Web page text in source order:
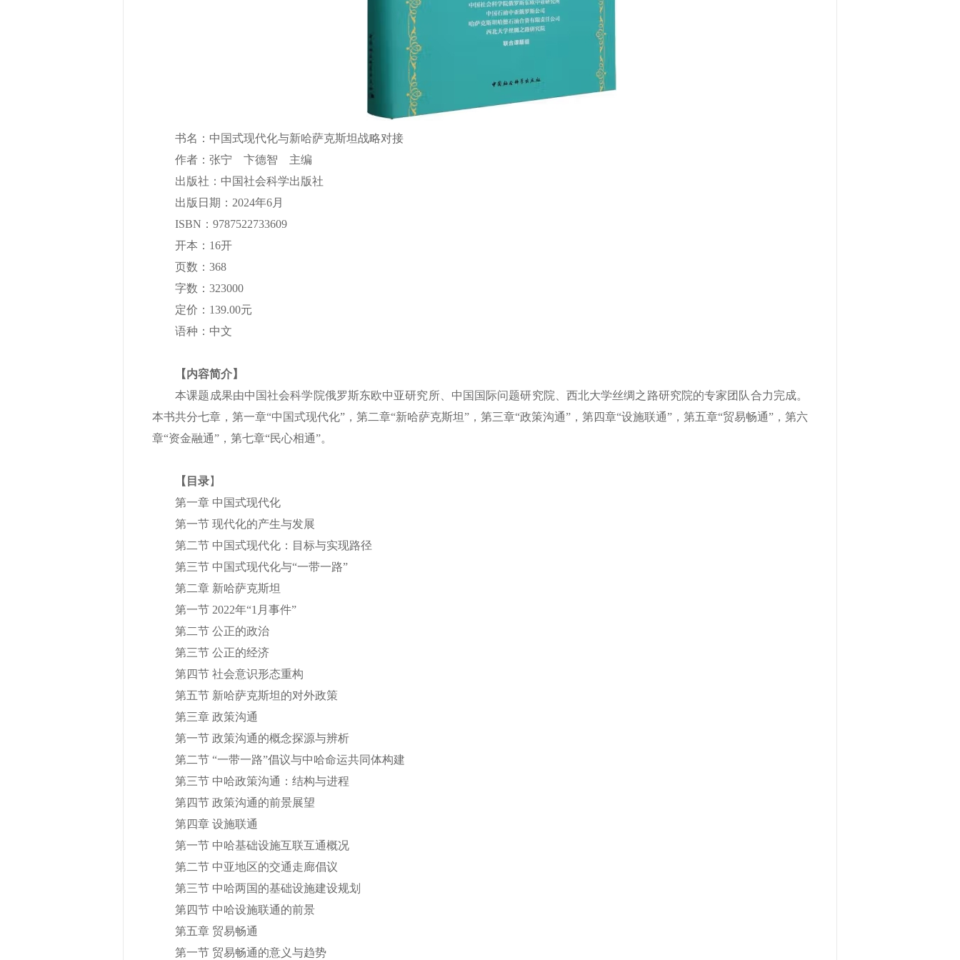
书名：中国式现代化与新哈萨克斯坦战略对接
作者：张宁 卞德智 主编
出版社：中国社会科学出版社
出版日期：2024年6月
ISBN：9787522733609
开本：16开
页数：368
字数：323000
定价：139.00元
语种：中文
【内容简介】
本课题成果由中国社会科学院俄罗斯东欧中亚研究所、中国国际问题研究院、西北大学丝绸之路研究院的专家团队合力完成。
本书共分七章，第一章“中国式现代化”，第二章“新哈萨克斯坦”，第三章“政策沟通”，第四章“设施联通”，第五章“贸易畅通”，第六
章“资金融通”，第七章“民心相通”。
【目录】
第一章 中国式现代化
第一节 现代化的产生与发展
第二节 中国式现代化：目标与实现路径
第三节 中国式现代化与“一带一路”
第二章 新哈萨克斯坦
第一节 2022年“1月事件”
第二节 公正的政治
第三节 公正的经济
第四节 社会意识形态重构
第五节 新哈萨克斯坦的对外政策
第三章 政策沟通
第一节 政策沟通的概念探源与辨析
第二节 “一带一路”倡议与中哈命运共同体构建
第三节 中哈政策沟通：结构与进程
第四节 政策沟通的前景展望
第四章 设施联通
第一节 中哈基础设施互联互通概况
第二节 中亚地区的交通走廊倡议
第三节 中哈两国的基础设施建设规划
第四节 中哈设施联通的前景
第五章 贸易畅通
第一节 贸易畅通的意义与趋势